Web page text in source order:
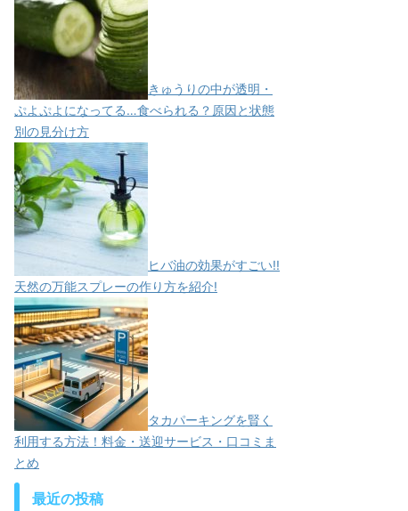
きゅうりの中が透明・
ぷよぷよになってる…食べられる？原因と状態
別の見分け方
ヒバ油の効果がすごい!!
天然の万能スプレーの作り方を紹介!
タカパーキングを賢く
利用する方法！料金・送迎サービス・口コミま
とめ
最近の投稿